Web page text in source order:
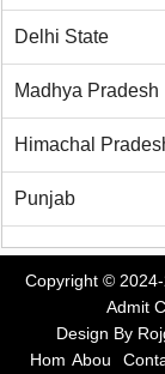
Delhi State
Madhya Pradesh
Himachal
Punjab
Copyright ©
Admit
Design By
Hom Abou